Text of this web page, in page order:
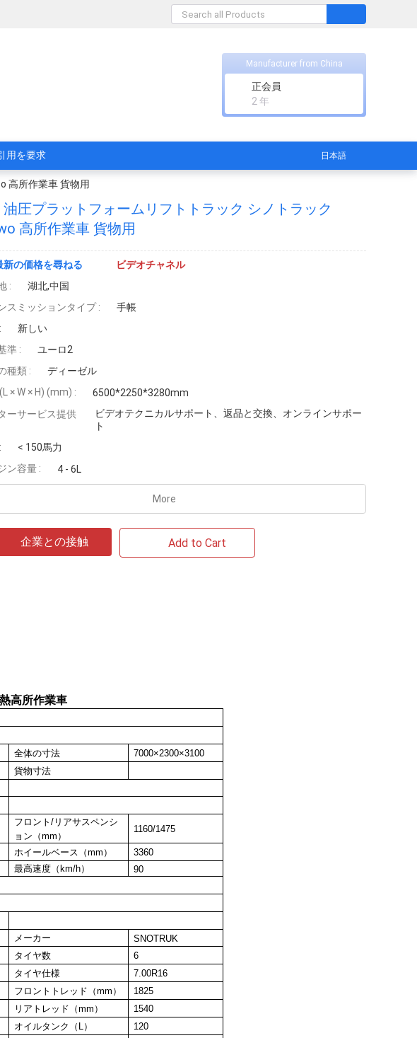
Manufacturer from China
正会員
2 年
用を要求 日本語
高所作業車 貨物用
油圧プラットフォームリフトトラック シノトラック
高所作業車 貨物用
新の価格を尋ねる
ビデオチャネル
:
湖北,中国
スミッションタイプ :
手帳
新しい
準 :
ユーロ2
種類 :
ディーゼル
× W × H) (mm) :
6500*2250*3280mm
ーサービス提供
ビデオテクニカルサポート、返品と交換、オンラインサポー
ト
< 150馬力
ン容量 :
4 - 6L
More
企業との接触 Add to Cart
高所作業車
全体の寸法 7000×2300×3100
貨物寸法
フロント/リアサスペンシ
ョン（mm）
1160/1475
ホイールベース（mm） 3360
最高速度（km/h） 90
メーカー
SNOTRUK
タイヤ数
6
タイヤ仕様 7.00R16
フロントトレッド（mm） 1825
リアトレッド（mm） 1540
オイルタンク（L）
120